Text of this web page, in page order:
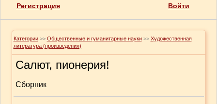
Регистрация
Войти
Категории >> Общественные и гуманитарные науки >> Художественная
литература (произведения)
Салют, пионерия!
Сборник